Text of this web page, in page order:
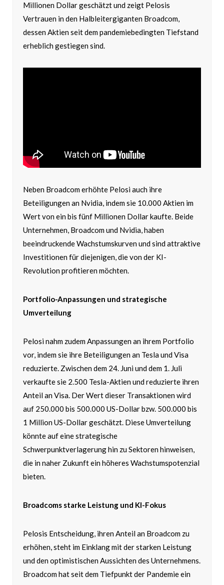
Millionen Dollar geschätzt und zeigt Pelosis
Vertrauen in den Halbleitergiganten Broadcom,
dessen Aktien seit dem pandemiebedingten Tiefstand
erheblich gestiegen sind.
Neben Broadcom erhöhte Pelosi auch ihre
Beteiligungen an Nvidia, indem sie 10.000 Aktien im
Wert von ein bis fünf Millionen Dollar kaufte. Beide
Unternehmen, Broadcom und Nvidia, haben
beeindruckende Wachstumskurven und sind attraktive
Investitionen für diejenigen, die von der KI-
Revolution profitieren möchten.
Portfolio-Anpassungen und strategische
Umverteilung
Pelosi nahm zudem Anpassungen an ihrem Portfolio
vor, indem sie ihre Beteiligungen an Tesla und Visa
reduzierte. Zwischen dem 24. Juni und dem 1. Juli
verkaufte sie 2.500 Tesla-Aktien und reduzierte ihren
Anteil an Visa. Der Wert dieser Transaktionen wird
auf 250.000 bis 500.000 US-Dollar bzw. 500.000 bis
1 Million US-Dollar geschätzt. Diese Umverteilung
könnte auf eine strategische
Schwerpunktverlagerung hin zu Sektoren hinweisen,
die in naher Zukunft ein höheres Wachstumspotenzial
bieten.
Broadcoms starke Leistung und KI-Fokus
Pelosis Entscheidung, ihren Anteil an Broadcom zu
erhöhen, steht im Einklang mit der starken Leistung
und den optimistischen Aussichten des Unternehmens.
Broadcom hat seit dem Tiefpunkt der Pandemie ein